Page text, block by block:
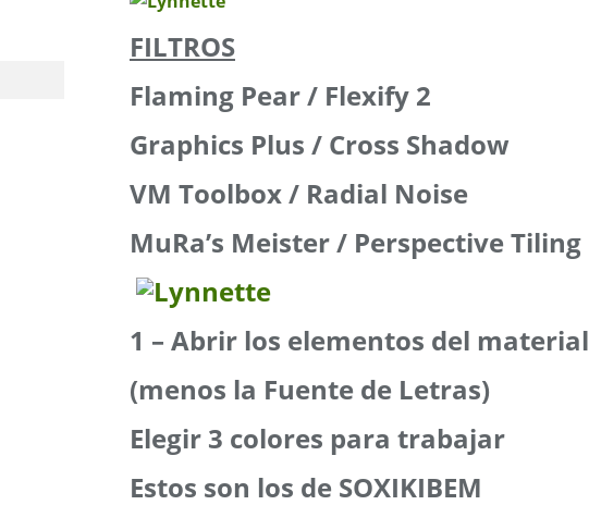
FILTROS
Flaming Pear / Flexify 2
Graphics Plus / Cross Shadow
VM Toolbox / Radial Noise
MuRa’s Meister / Perspective Tiling
1 – Abrir los elementos del material
(menos la Fuente de Letras)
Elegir 3 colores para trabajar
Estos son los de SOXIKIBEM